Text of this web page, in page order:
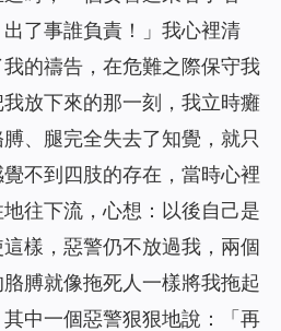
了事誰負責！」我心裡清
的禱告，在危難之際保守我
放下來的那一刻，我立時癱
、腿完全失去了知覺，就只
不到四肢的存在，當時心裡
往下流，心想：以後自己是
樣，惡警仍不放過我，兩個
膊就像拖死人一樣將我拖起
中一個惡警狠狠地說：「再